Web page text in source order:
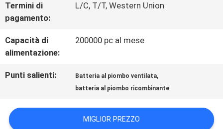
CONTATTACI
NOTIZIE
PREVENTIVO
Termini di
pagamento:
L/C, T/T, Western Union
Capacità di
alimentazione:
200000 pc al mese
Punti salienti: Batteria al piombo ventilata,
batteria al piombo ricombinante
MIGLIOR PREZZO